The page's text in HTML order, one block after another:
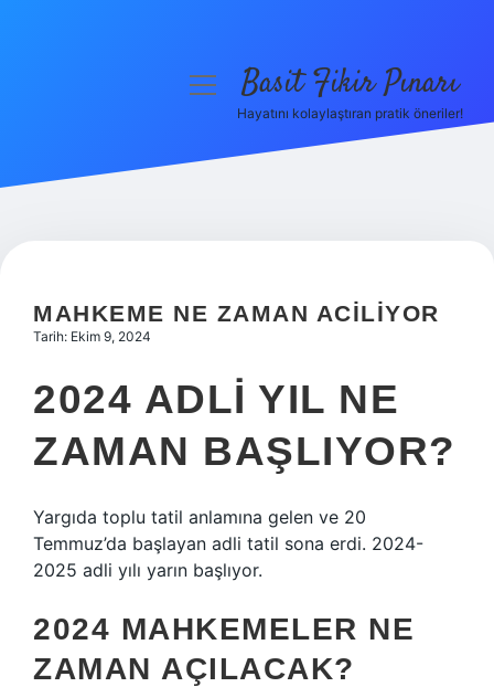
Hakkımızda
menüyüBasit Fikir Pınarı
Hayatını kolaylaştıran pratik öneriler!
MAHKEME NE ZAMAN ACILIYOR
Tarih: Ekim 9, 2024
2024 ADLI YIL NE
ZAMAN BAŞLIYOR?
Yargıda toplu tatil anlamına gelen ve 20
Temmuz’da başlayan adli tatil sona erdi. 2024-
2025 adli yılı yarın başlıyor.
2024 MAHKEMELER NE
ZAMAN AÇILACAK?